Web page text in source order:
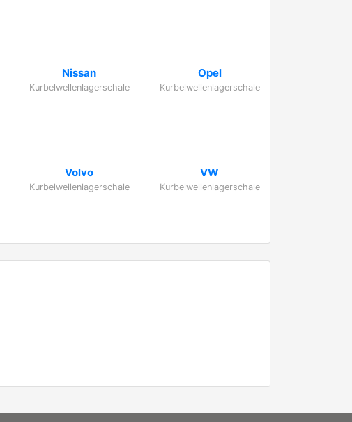
Nissan
Kurbelwellenlagerschale
Opel
Kurbelwellenlagerschale
Volvo
Kurbelwellenlagerschale
VW
Kurbelwellenlagerschale